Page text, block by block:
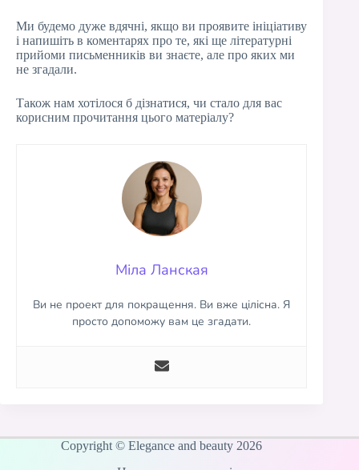
Ми будемо дуже вдячні, якщо ви проявите ініціативу
і напишіть в коментарях про те, які ще літературні
прийоми письменників ви знаєте, але про яких ми
не згадали.
Також нам хотілося б дізнатися, чи стало для вас
корисним прочитання цього матеріалу?
Міла Ланская
Ви не проект для покращення. Ви вже цілісна. Я
просто допоможу вам це згадати.
Copyright © Elegance and beauty 2026